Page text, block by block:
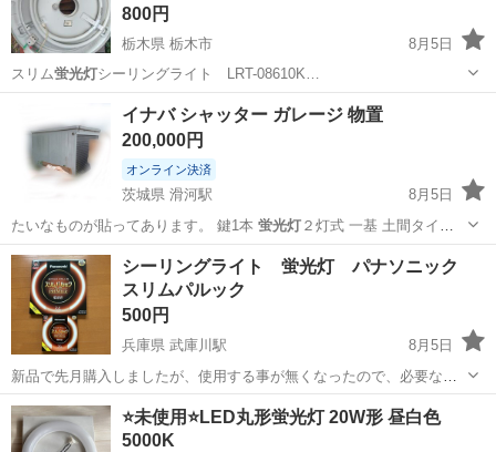
800円
栃木県 栃木市
8月5日
スリム蛍光灯シーリングライト LRT-08610K…
照明器具
イナバ シャッター ガレージ 物置
200,000円
オンライン決済
茨城県 滑河駅
8月5日
たいなものが貼ってあります。 鍵1本 蛍光灯２灯式 一基 土間タイプ
引取り限定 …
茨城 稲敷郡 滑河駅 収納家具 イナバ
シーリングライト 蛍光灯 パナソニック
スリムパルック
500円
兵庫県 武庫川駅
8月5日
新品で先月購入しましたが、使用する事が無くなったので、必要な方
がいらしたらお願いします。開封はしておますが、使用しておませ
ん。 西大島近くの大島３丁目ローソンで、できれば取引お願いしま
す。 時間は、仕事をしていますので、要...
兵庫 尼崎市 武庫川駅 生活家電
⭐️未使用⭐️LED丸形蛍光灯 20W形 昼白色
5000K